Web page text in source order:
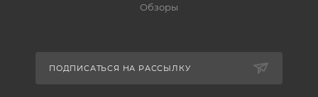
Обзоры
ПОДПИСАТЬСЯ НА РАССЫЛКУ